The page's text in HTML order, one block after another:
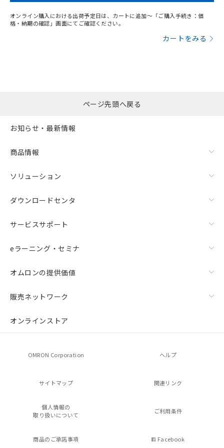
オンライン購入における出荷予定日は、カートに追加～「ご購入手続き：価
格・納期の確認」画面にてご確認ください。
カートをみる
ページ先頭へ戻る
お知らせ・最新情報
商品情報
ソリューション
ダウンロードセンタ
サービスサポート
eラーニング・セミナ
オムロンの提供価値
販売ネットワーク
オンラインストア
OMRON Corporation ヘルプ
サイトマップ 関連リンク
個人情報の
取り扱いについて
ご利用条件
商品のご承諾事項 Facebook